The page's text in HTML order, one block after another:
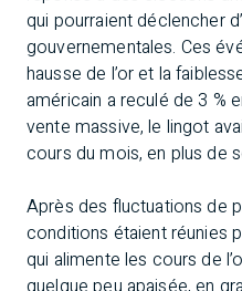
qui pourraient déclencher
gouvernementales. Ces
hausse de l’or et la
américain a reculé de 3 %
vente massive, le lingot
cours du mois, en plus de
Après des fluctuations de
conditions étaient réunies
qui alimente les cours de